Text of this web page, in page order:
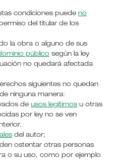
condiciones puede no
del titular de los
la obra o alguno de sus
públicosegún la ley
no quedará afectada
siguientes no quedan
ninguna manera:
de usos legítimosu otras
por ley no se ven
del autor;
ostentar otras personas
o su uso, como por ejemplo